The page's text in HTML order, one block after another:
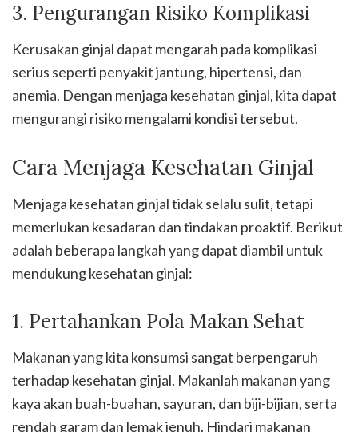
3. Pengurangan Risiko Komplikasi
Kerusakan ginjal dapat mengarah pada komplikasi
serius seperti penyakit jantung, hipertensi, dan
anemia. Dengan menjaga kesehatan ginjal, kita dapat
mengurangi risiko mengalami kondisi tersebut.
Cara Menjaga Kesehatan Ginjal
Menjaga kesehatan ginjal tidak selalu sulit, tetapi
memerlukan kesadaran dan tindakan proaktif. Berikut
adalah beberapa langkah yang dapat diambil untuk
mendukung kesehatan ginjal:
1. Pertahankan Pola Makan Sehat
Makanan yang kita konsumsi sangat berpengaruh
terhadap kesehatan ginjal. Makanlah makanan yang
kaya akan buah-buahan, sayuran, dan biji-bijian, serta
rendah garam dan lemak jenuh. Hindari makanan